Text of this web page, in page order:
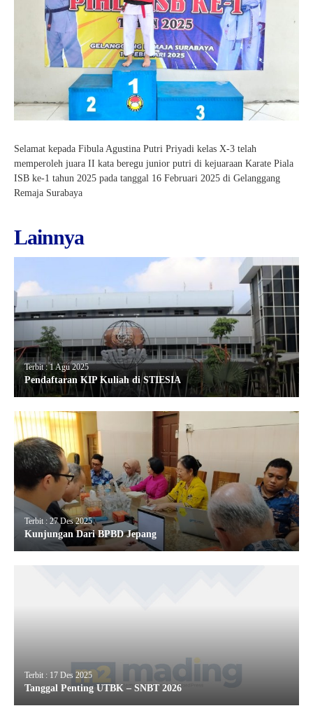
e-Kalender Akademik
Band
Jurnalis
Matematika
Dance
Paduan Suara
Info-GTK
Dapodik
Komunitas Belajar InspiratiX
Seputar TKA
Buku Paket
Khataman GTK
Selamat kepada Fibula Agustina Putri Priyadi kelas X-3 telah
memperoleh juara II kata beregu junior putri di kejuaraan Karate Piala
ISB ke-1 tahun 2025 pada tanggal 16 Februari 2025 di Gelanggang
Remaja Surabaya
Lainnya
Terbit : 1 Agu 2025
Pendaftaran KIP Kuliah di STIESIA
Terbit : 27 Des 2025
Kunjungan Dari BPBD Jepang
Terbit : 17 Des 2025
Tanggal Penting UTBK – SNBT 2026